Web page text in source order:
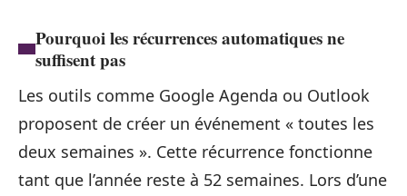
Pourquoi les récurrences automatiques ne
suffisent pas
Les outils comme Google Agenda ou Outlook
proposent de créer un événement « toutes les
deux semaines ». Cette récurrence fonctionne
tant que l’année reste à 52 semaines. Lors d’une